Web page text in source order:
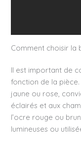
Comment choisir la
Il est important de
fonction de la pièce.
jaune ou rose,
éclairés et aux
l’ocre rouge ou
lumineuses ou